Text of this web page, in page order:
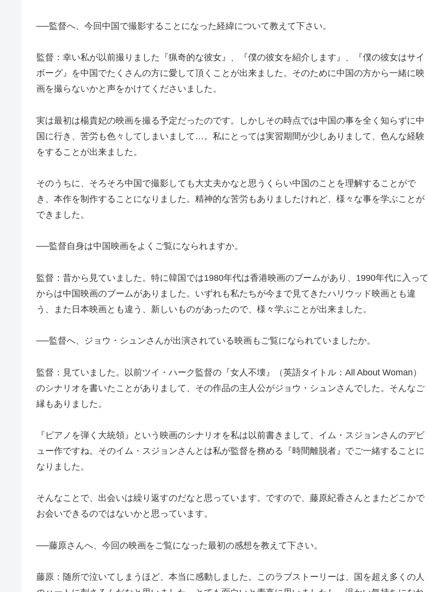
──監督へ、今回中国で撮影することになった経緯について教えて下さい。
監督：幸い私が以前撮りました『猟奇的な彼女』、『僕の彼女を紹介します』、『僕の彼女はサイ
ボーグ』を中国でたくさんの方に愛して頂くことが出来ました。そのために中国の方から一緒に映
画を撮らないかと声をかけてくださいました。
実は最初は楊貴妃の映画を撮る予定だったのです。しかしその時点では中国の事を全く知らずに中
国に行き、苦労も色々してしまいまして…。私にとっては実習期間が少しありまして、色んな経験
をすることが出来ました。
そのうちに、そろそろ中国で撮影しても大丈夫かなと思うくらい中国のことを理解することがで
き、本作を制作することになりました。精神的な苦労もありましたけれど、様々な事を学ぶことが
できました。
──監督自身は中国映画をよくご覧になられますか。
監督：昔から見ていました。特に韓国では1980年代は香港映画のブームがあり、1990年代に入って
からは中国映画のブームがありました。いずれも私たちが今まで見てきたハリウッド映画とも違
う、また日本映画とも違う、新しいものがあったので、様々学ぶことが出来ました。
──監督へ、ジョウ・シュンさんが出演されている映画もご覧になられていましたか。
監督：見ていました。以前ツイ・ハーク監督の『女人不壊』（英語タイトル：All About Woman）
のシナリオを書いたことがありまして、その作品の主人公がジョウ・シュンさんでした。そんなご
縁もありました。
『ピアノを弾く大統領』という映画のシナリオを私は以前書きまして、イム・スジョンさんのデビ
ュー作ですね。そのイム・スジョンさんとは私が監督を務める『時間離脱者』でご一緒することに
なりました。
そんなことで、出会いは繰り返すのだなと思っています。ですので、藤原紀香さんとまたどこかで
お会いできるのではないかと思っています。
──藤原さんへ、今回の映画をご覧になった最初の感想を教えて下さい。
藤原：随所で泣いてしまうほど、本当に感動しました。このラブストーリーは、国を超え多くの人